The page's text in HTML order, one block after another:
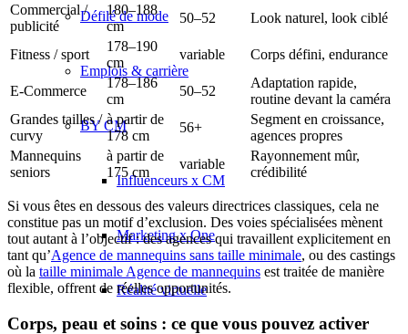
Défilé de mode
Emplois & carrière
BY CM
Influenceurs x CM
Marketing x One
Réalité virtuelle
Commercial /
publicité
180–188
cm
50–52 Look naturel, look ciblé
Fitness / sport
178–190
cm
variable Corps défini, endurance
E-Commerce
178–186
cm
50–52
Adaptation rapide,
routine devant la caméra
Grandes tailles /
curvy
à partir de
178 cm
56+
Segment en croissance,
agences propres
Mannequins
seniors
à partir de
175 cm
variable
Rayonnement mûr,
crédibilité
Si vous êtes en dessous des valeurs directrices classiques, cela ne
constitue pas un motif d’exclusion. Des voies spécialisées mènent
tout autant à l’objectif : des agences qui travaillent explicitement en
tant qu’Agence de mannequins sans taille minimale, ou des castings
où la taille minimale Agence de mannequins est traitée de manière
flexible, offrent de réelles opportunités.
Corps, peau et soins : ce que vous pouvez activer